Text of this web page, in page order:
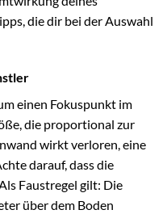
die dir bei der Auswahl
einen Fokuspunkt im
die proportional zur
wirkt verloren, eine
darauf, dass die
Faustregel gilt: Die
über dem Boden